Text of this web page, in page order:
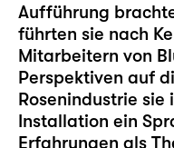
Aufführung
führten sie nach
Mitarbeitern von
Perspektiven auf
Rosenindustrie
Installation ein
Erfahrungen als